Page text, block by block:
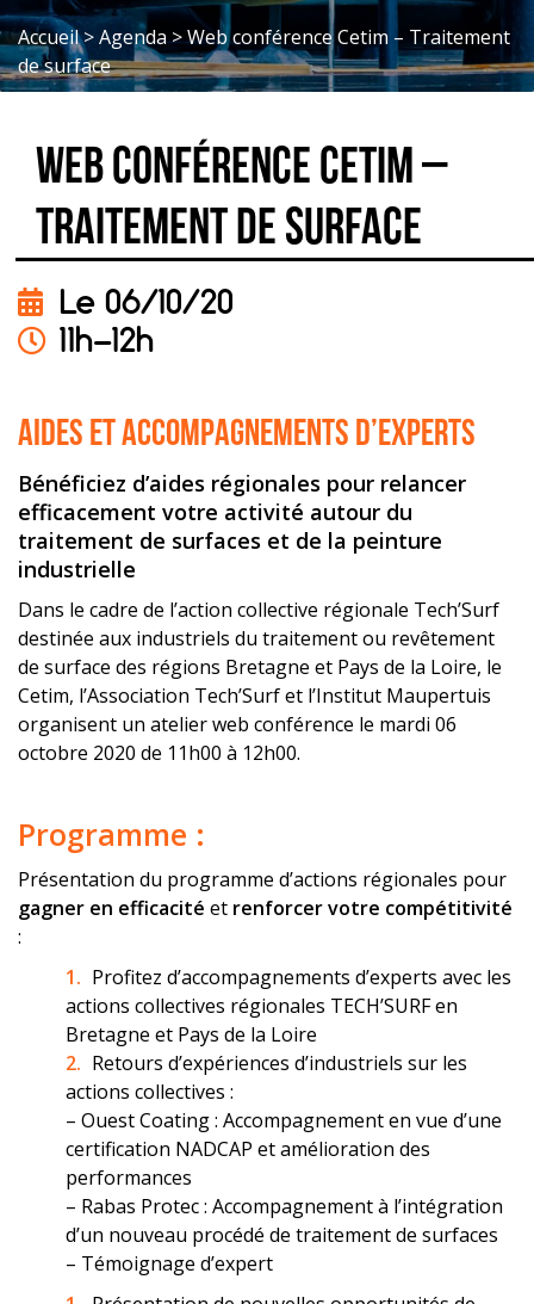
Accueil>Agenda>Web conférence Cetim – Traitement
de surface
Web conférence Cetim –
Traitement de surface
Le 06/10/20
11h-12h
Aides et accompagnements d’experts
Bénéficiez d’aides régionales pour relancer
efficacement votre activité autour du
traitement de surfaces et de la peinture
industrielle
Dans le cadre de l’action collective régionale Tech’Surf
destinée aux industriels du traitement ou revêtement
de surface des régions Bretagne et Pays de la Loire, le
Cetim, l’Association Tech’Surf et l’Institut Maupertuis
organisent un atelier web conférence le mardi 06
octobre 2020 de 11h00 à 12h00.
Programme :
Présentation du programme d’actions régionales pour
gagner en efficacité et renforcer votre compétitivité
:
Profitez d’accompagnements d’experts avec les
actions collectives régionales TECH’SURF en
Bretagne et Pays de la Loire
Retours d’expériences d’industriels sur les
actions collectives :
– Ouest Coating : Accompagnement en vue d’une
certification NADCAP et amélioration des
performances
– Rabas Protec : Accompagnement à l’intégration
d’un nouveau procédé de traitement de surfaces
– Témoignage d’expert